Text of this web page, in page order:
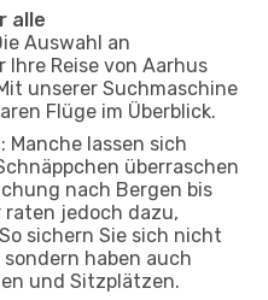
alle
Auswahl an
Reise von Aarhus
unserer Suchmaschine
Flüge im Überblick.
: Manche lassen sich
überraschen
nach Bergen bis
jedoch dazu,
sichern Sie sich nicht
haben auch
und Sitzplätzen.